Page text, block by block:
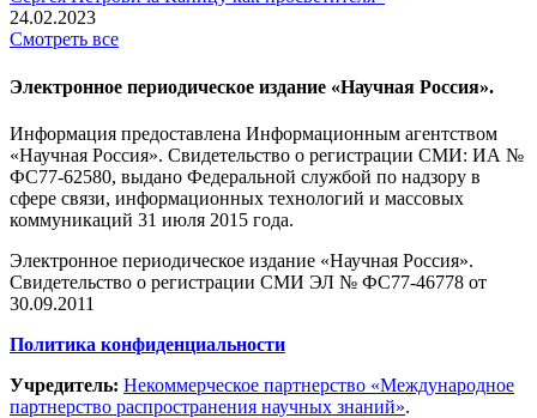
24.02.2023
Смотреть все
Электронное периодическое издание «Научная Россия».
Информация предоставлена Информационным агентством
«Научная Россия». Свидетельство о регистрации СМИ: ИА №
ФС77-62580, выдано Федеральной службой по надзору в
сфере связи, информационных технологий и массовых
коммуникаций 31 июля 2015 года.
Электронное периодическое издание «Научная Россия».
Свидетельство о регистрации СМИ ЭЛ № ФС77-46778 от
30.09.2011
Политика конфиденциальности
Учредитель: Некоммерческое партнерство «Международное
партнерство распространения научных знаний».